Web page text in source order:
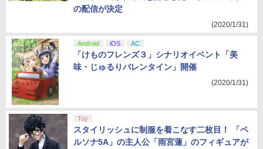
の配信が決定
(2020/1/31)
Android iOS AC
「けものフレンズ３」シナリオイベント「美
味・じゅるりバレンタイン」開催
(2020/1/31)
Toy
スタイリッシュに制服を着こなす二枚目！ 「ペ
ルソナ5A」の主人公「雨宮蓮」のフィギュアが